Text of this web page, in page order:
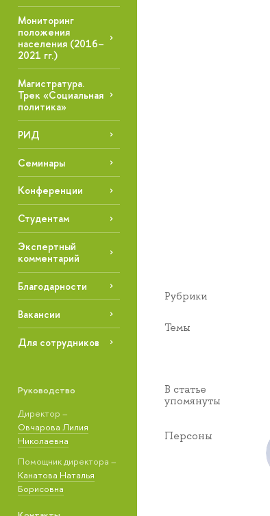
Мониторинг
положения
населения (2016–
2021 гг.)
Магистратура.
Трек «Социальная
политика»
РИД
Семинары
Конференции
Студентам
Экспертный
комментарий
Благодарности
Вакансии
Для сотрудников
Руководство
Директор –
Овчарова Лилия
Николаевна
Помощник директора –
Канатова Наталья
Борисовна
Рубрики
Темы
В статье
упомянуты
Персоны